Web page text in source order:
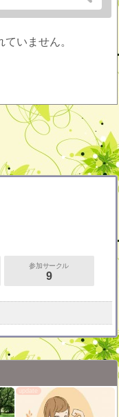
いません。
参加サークル
9